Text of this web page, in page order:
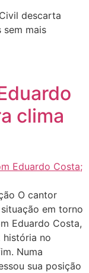
descarta
sem mais
clima
O cantor
em torno
Eduardo Costa,
história no
Numa
sua posição